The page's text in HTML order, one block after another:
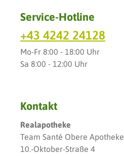
Service-Hotline
+43 4242 24128
Mo-Fr 8:00 - 18:00 Uhr
Sa 8:00 - 12:00 Uhr
Kontakt
Realapotheke
Team Santé Obere Apotheke
10.-Oktober-Straße 4